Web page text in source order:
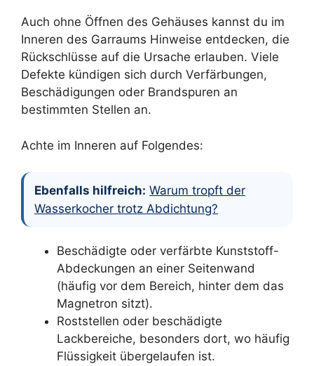
Auch ohne Öffnen des Gehäuses kannst du im
Inneren des Garraums Hinweise entdecken, die
Rückschlüsse auf die Ursache erlauben. Viele
Defekte kündigen sich durch Verfärbungen,
Beschädigungen oder Brandspuren an
bestimmten Stellen an.
Achte im Inneren auf Folgendes:
Ebenfalls hilfreich: Warum tropft der
Wasserkocher trotz Abdichtung?
Beschädigte oder verfärbte Kunststoff-
Abdeckungen an einer Seitenwand
(häufig vor dem Bereich, hinter dem das
Magnetron sitzt).
Roststellen oder beschädigte
Lackbereiche, besonders dort, wo häufig
Flüssigkeit übergelaufen ist.